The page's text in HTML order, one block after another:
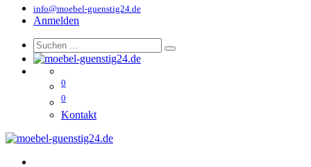
info@moebel-guenstig24.de
Anmelden
0
0
Kontakt